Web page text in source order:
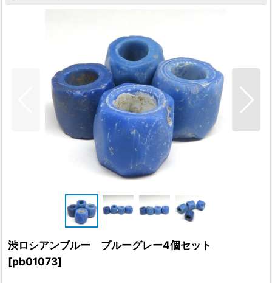
渋ロシアンブルー ブルーグレー4個セット
[pb01073]